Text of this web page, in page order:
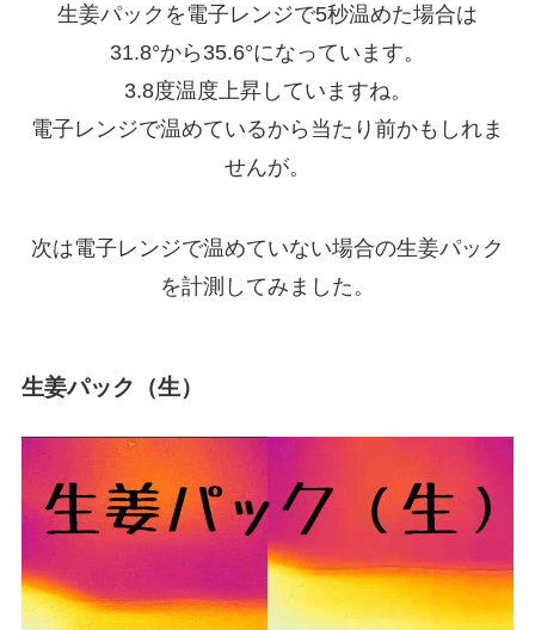
生姜パックを電子レンジで5秒温めた場合は
31.8°から35.6°になっています。
3.8度温度上昇していますね。
電子レンジで温めているから当たり前かもしれま
せんが。
次は電子レンジで温めていない場合の生姜パック
を計測してみました。
生姜パック（生）